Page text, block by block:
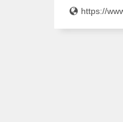
https://